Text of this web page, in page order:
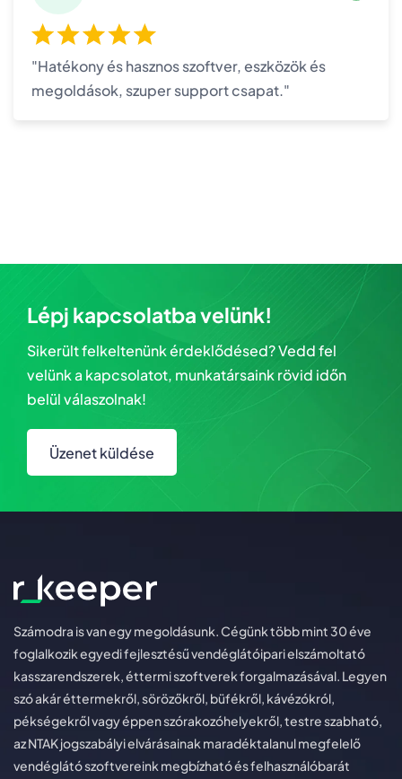
"Hatékony és hasznos szoftver, eszközök és
megoldások, szuper support csapat."
Lépj kapcsolatba velünk!
Sikerült felkeltenünk érdeklődésed? Vedd fel
velünk a kapcsolatot, munkatársaink rövid időn
belül válaszolnak!
Üzenet küldése
Számodra is van egy megoldásunk. Cégünk több mint 30 éve
foglalkozik egyedi fejlesztésű vendéglátóipari elszámoltató
kasszarendszerek, éttermi szoftverek forgalmazásával. Legyen
szó akár éttermekről, sörözőkről, büfékről, kávézókról,
pékségekről vagy éppen szórakozóhelyekről, testre szabható,
az NTAK jogszabályi elvárásainak maradéktalanul megfelelő
vendéglátó szoftvereink megbízható és felhasználóbarát